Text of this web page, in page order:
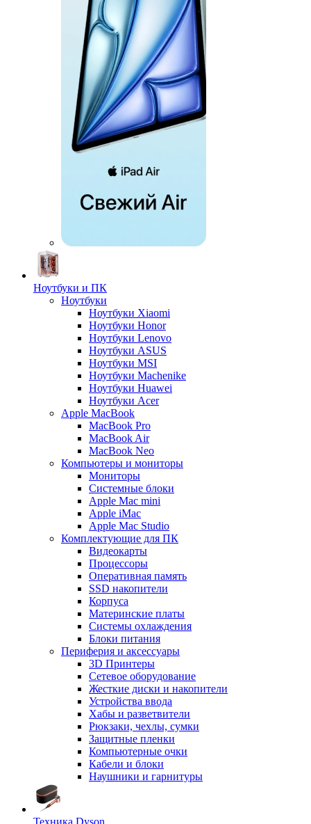
Ноутбуки и ПК
Ноутбуки
Ноутбуки Xiaomi
Ноутбуки Honor
Ноутбуки Lenovo
Ноутбуки ASUS
Ноутбуки MSI
Ноутбуки Machenike
Ноутбуки Huawei
Ноутбуки Acer
Apple MacBook
MacBook Pro
MacBook Air
MacBook Neo
Компьютеры и мониторы
Мониторы
Системные блоки
Apple Mac mini
Apple iMac
Apple Mac Studio
Комплектующие для ПК
Видеокарты
Процессоры
Оперативная память
SSD накопители
Корпуса
Материнские платы
Системы охлаждения
Блоки питания
Периферия и аксессуары
3D Принтеры
Сетевое оборудование
Жесткие диски и накопители
Устройства ввода
Хабы и разветвители
Рюкзаки, чехлы, сумки
Защитные пленки
Компьютерные очки
Кабели и блоки
Наушники и гарнитуры
Техника Dyson